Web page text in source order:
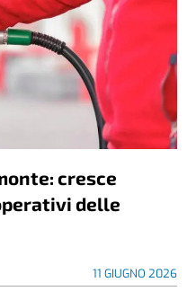
cresce
delle
11 GIUGNO 2026